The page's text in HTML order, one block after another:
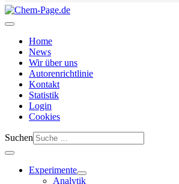
Home
News
Wir über uns
Autorenrichtlinie
Kontakt
Statistik
Login
Cookies
Suchen
Experimente
Analytik